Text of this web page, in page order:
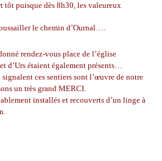
tôt puisque dès 8h30, les valeureux
le chemin d’Ournal….
rendez-vous place de l’église
d’Urs étaient également présents…
ces sentiers sont l’œuvre de notre
un très grand MERCI.
installés et recouverts d’un linge à